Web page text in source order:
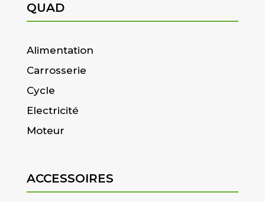
QUAD
Alimentation
Carrosserie
Cycle
Electricité
Moteur
ACCESSOIRES